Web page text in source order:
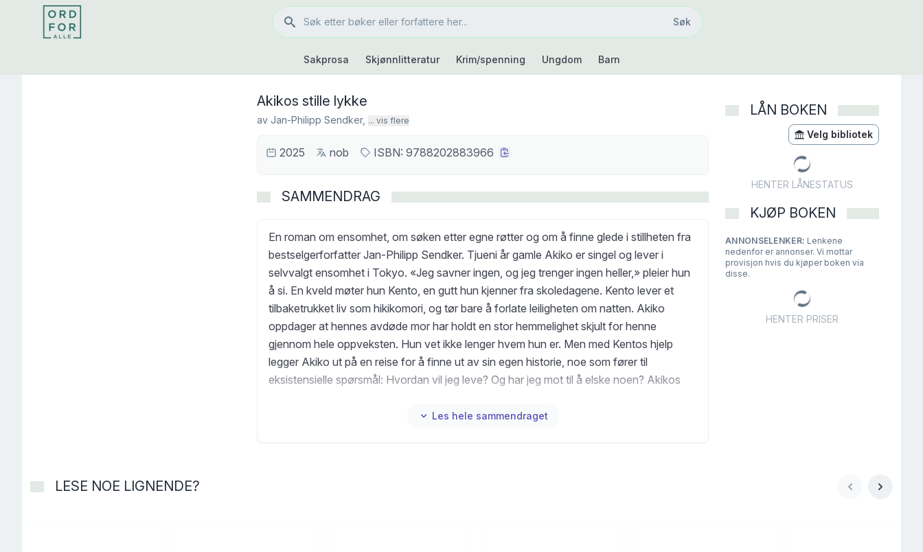
Søk
Søk
Sakprosa Skjønnlitteratur Krim/spenning Ungdom Barn
Akikos stille lykke
av Jan-Philipp Sendker, ... vis flere
2025 nob ISBN: 9788202883966
SAMMENDRAG
En roman om ensomhet, om søken etter egne røtter og om å finne glede i stillheten fra
bestselgerforfatter Jan-Philipp Sendker. Tjueni år gamle Akiko er singel og lever i
selvvalgt ensomhet i Tokyo. «Jeg savner ingen, og jeg trenger ingen heller,» pleier hun
å si. En kveld møter hun Kento, en gutt hun kjenner fra skoledagene. Kento lever et
tilbaketrukket liv som hikikomori, og tør bare å forlate leiligheten om natten. Akiko
oppdager at hennes avdøde mor har holdt en stor hemmelighet skjult for henne
gjennom hele oppveksten. Hun vet ikke lenger hvem hun er. Men med Kentos hjelp
legger Akiko ut på en reise for å finne ut av sin egen historie, noe som fører til
eksistensielle spørsmål: Hvordan vil jeg leve? Og har jeg mot til å elske noen? Akikos
Les hele sammendraget
LÅN BOKEN
Velg bibliotek
HENTER LÅNESTATUS
KJØP BOKEN
ANNONSELENKER: Lenkene
nedenfor er annonser. Vi mottar
provisjon hvis du kjøper boken via
disse.
HENTER PRISER
LESE NOE LIGNENDE?